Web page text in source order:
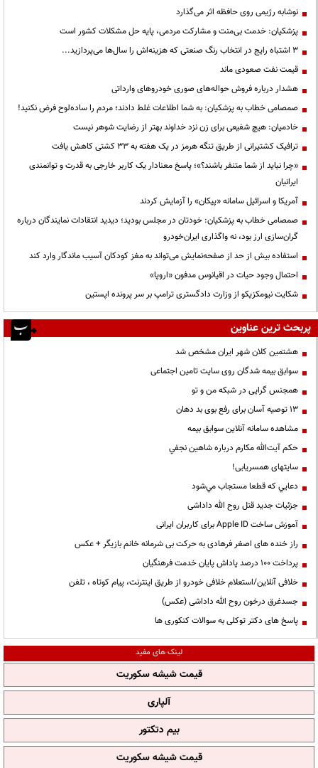
نوشابه رژیمی روی حافظه اثر می‌گذارد
پزشکیان: خدمت بی‌منت و مشارکت مردمی، پایه حل مشکلات کشور است
3 اشتباه رایج در انتخاب رنگ صنعتی که هزینه‌اش را سال‌ها می‌پردازید...
قیمت نفت صعودی ماند
هشدار درباره فروش حواله‌های صوری خودروهای وارداتی
صمصامی خطاب به پزشکیان: به شما اطلاعات غلط دادند؛ مردم را ساده‌لوح فرض نکنید!
خادمیان: هیچ شفیعی برای زن نزد خداوند بهتر از رضایت شوهر نیست
ترافیک کشتیرانی از طریق تنگه هرمز در یک هفته به ۳۳ کشتی کاهش یافت
«چرا نباید از شما متنفر باشند؟»؛ پاسخ معنادار یک کاربر خارجی به قدرت و توانمندی
ایرانیان
آمریکا و اسرائیل سامانه «پیکان» را آزمایش کردند
صمصامی خطاب به پزشکیان: خودتان در مجلس بودید؛ دیدید انتقادات نمایندگان درباره
گران‌سازی ارز بود، نه واگذاری ایران‌خودرو
استفاده بیش از حد از صفحه‌نمایش می‌تواند به مغز کودکان آسیب ماندگار وارد کند
احتمال وجود حیات در اقیانوس مدفون «اروپا»
شکایت نیومکزیکو از وزارت دادگستری ترامپ بر سر پرونده اپستین
پربحث ترین عناوین
هشتمین کلان شهر ایران مشخص شد
سوابق بیمه شدگان روی سایت تامین اجتماعی
همجنس گرایی در شبکه من و تو
13 توصیه آسان برای رفع بوی بد دهان
مشاهده سامانه آنلاين سوابق بیمه
حكم آيت‌الله مكارم درباره شاهين نجفي
سایتهای همسریابی!
دعايي كه قطعا مستجاب مي‌شود
جزئیات جدید قتل روح الله داداشی
آموزش ساخت Apple ID برای کاربران ایرانی
راز خنده های اصغر فرهادی به حرکت بی شرمانه خانم بازیگر + عکس
پرداخت ۱۰۰ درصد پاداش پایان خدمت فرهنگیان
خلافی آنلاین/استعلام خلافی خودرو از طریق اینترنت، پیام کوتاه ، تلفن
جسدغرق درخون روح الله داداشی (عکس)
پاسخ های دکتر توکلی به سوالات کنکوری ها
لینک های مفید
قیمت شیشه سکوریت
آلپاری
بیم دتکتور
قیمت شیشه سکوریت